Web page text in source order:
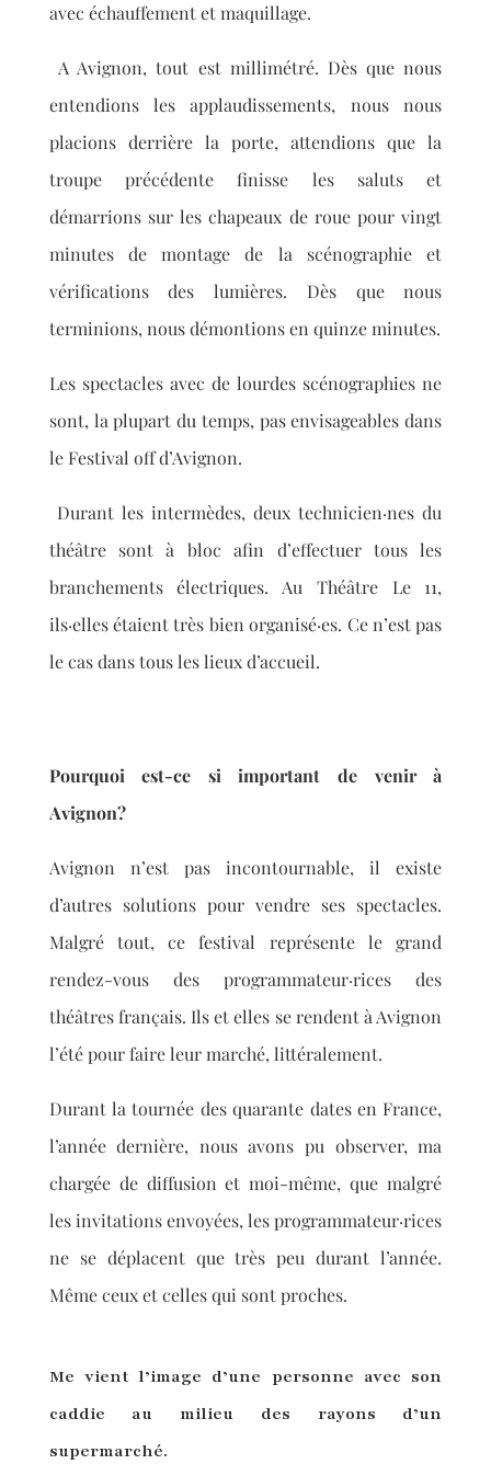
avec échauffement et maquillage.
A Avignon, tout est millimétré. Dès que nous
entendions les applaudissements, nous nous
placions derrière la porte, attendions que la
troupe précédente finisse les saluts et
démarrions sur les chapeaux de roue pour vingt
minutes de montage de la scénographie et
vérifications des lumières. Dès que nous
terminions, nous démontions en quinze minutes.
Les spectacles avec de lourdes scénographies ne
sont, la plupart du temps, pas envisageables dans
le Festival off d’Avignon.
Durant les intermèdes, deux technicien·nes du
théâtre sont à bloc afin d’effectuer tous les
branchements électriques. Au Théâtre Le 11,
ils·elles étaient très bien organisé·es. Ce n’est pas
le cas dans tous les lieux d’accueil.
Pourquoi est-ce si important de venir à
Avignon?
Avignon n’est pas incontournable, il existe
d’autres solutions pour vendre ses spectacles.
Malgré tout, ce festival représente le grand
rendez-vous des programmateur·rices des
théâtres français. Ils et elles se rendent à Avignon
l’été pour faire leur marché, littéralement.
Durant la tournée des quarante dates en France,
l’année dernière, nous avons pu observer, ma
chargée de diffusion et moi-même, que malgré
les invitations envoyées, les programmateur·rices
ne se déplacent que très peu durant l’année.
Même ceux et celles qui sont proches.
Me vient l’image d’une personne avec son
caddie au milieu des rayons d’un
supermarché.